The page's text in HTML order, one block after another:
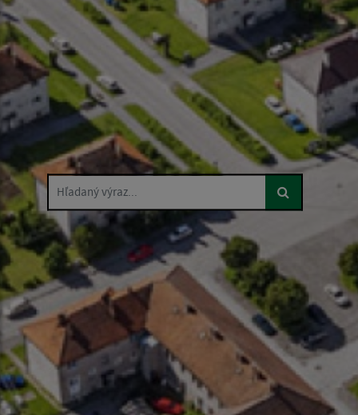
Hľadaný výraz...